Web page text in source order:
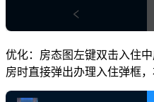
优化：房态图左键双击入住
房时直接弹出办理入住弹框